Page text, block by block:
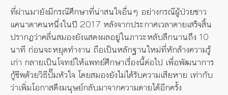
ที่ผ่านมายังมีกรณีศึกษาที่น่าสนใจอื่นๆ อย่างกรณีผู้ป่วยชาว
แคนาดาคนหนึ่งในปี 2017 หลังจากประกาศเวลาตายเสร็จสิ้น
ปรากฏว่าคลื่นสมองยังแสดงผลอยู่ในภาวะหลับลึกนานถึง 10
นาที ก่อนจะหยุดทำงาน ถือเป็นหลักฐานใหม่ที่หักล้างความรู้
เก่า กลายเป็นโจทย์ให้แพทย์ศึกษาเรื่องนี้ต่อไป เพื่อพัฒนาการ
กู้ชีพด้วยวิธีปั๊มหัวใจ โดยสมองยังไม่ได้รับความเสียหาย เท่ากับ
ว่าเพิ่มโอกาสดึงมนุษย์กลับมาจากความตายได้อีกครั้ง